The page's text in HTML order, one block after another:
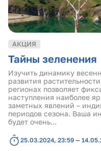
АКЦИЯ
Тайны зеленения
Изучить динамику
развития
регионах позволяет
наступления наиболее
заметных явлений –
периодов сезона. Ваша
будет очень...
25.03.2024, 23:59 —